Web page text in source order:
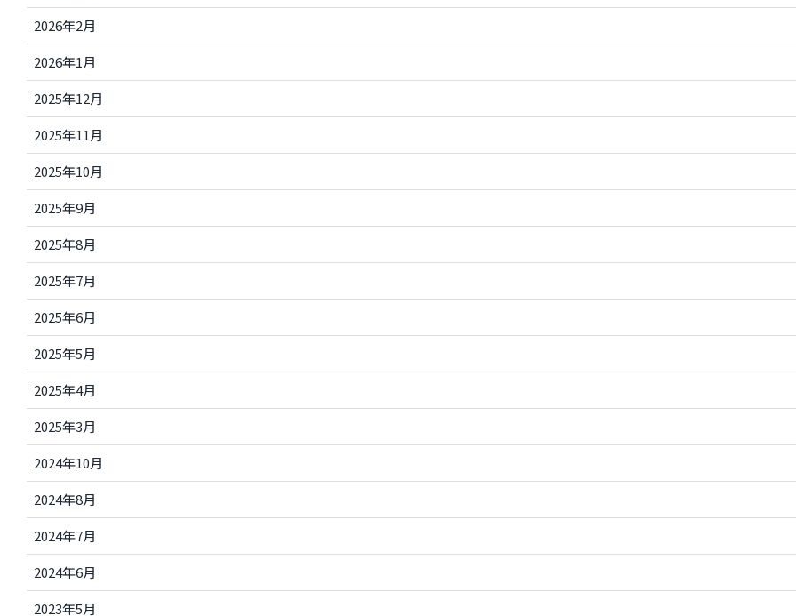
2026年2月
2026年1月
2025年12月
2025年11月
2025年10月
2025年9月
2025年8月
2025年7月
2025年6月
2025年5月
2025年4月
2025年3月
2024年10月
2024年8月
2024年7月
2024年6月
2023年5月